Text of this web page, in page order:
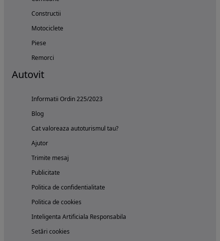
Constructii
Motociclete
Piese
Remorci
Autovit
Informatii Ordin 225/2023
Blog
Cat valoreaza autoturismul tau?
Ajutor
Trimite mesaj
Publicitate
Politica de confidentialitate
Politica de cookies
Inteligenta Artificiala Responsabila
Setări cookies